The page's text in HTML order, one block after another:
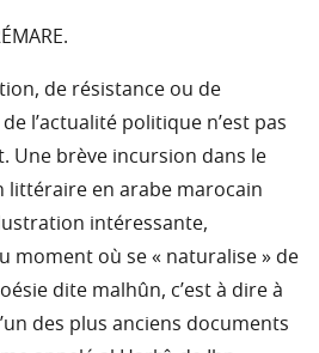
de résistance ou de
l’actualité politique n’est pas
Une brève incursion dans le
littéraire en arabe marocain
intéressante,
moment où se « naturalise » de
dite malhûn, c’est à dire à
des plus anciens documents